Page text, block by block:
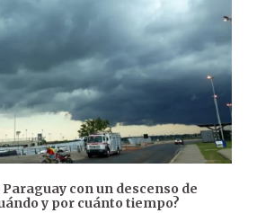
con un descenso de
y por cuánto tiempo?